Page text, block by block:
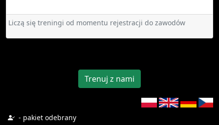
Liczą się treningi od momentu rejestracji do zawodów
Trenuj z nami
- pakiet odebrany